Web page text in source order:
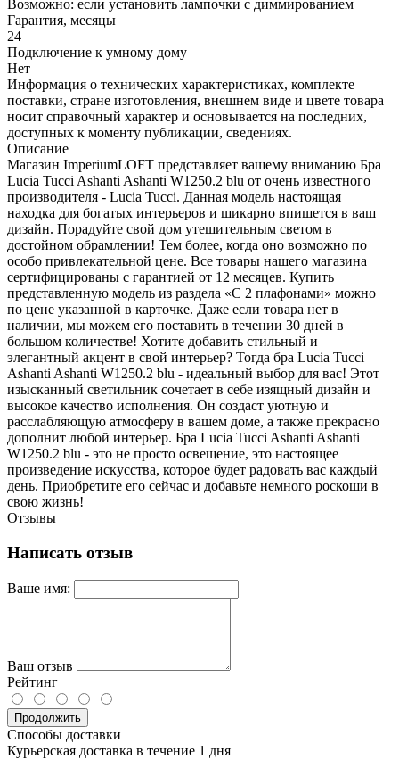
Возможно: если установить лампочки с диммированием
Гарантия, месяцы
24
Подключение к умному дому
Нет
Информация о технических характеристиках, комплекте
поставки, стране изготовления, внешнем виде и цвете товара
носит справочный характер и основывается на последних,
доступных к моменту публикации, сведениях.
Описание
Магазин ImperiumLOFT представляет вашему вниманию Бра
Lucia Tucci Ashanti Ashanti W1250.2 blu от очень известного
производителя - Lucia Tucci. Данная модель настоящая
находка для богатых интерьеров и шикарно впишется в ваш
дизайн. Порадуйте свой дом утешительным светом в
достойном обрамлении! Тем более, когда оно возможно по
особо привлекательной цене. Все товары нашего магазина
сертифицированы с гарантией от 12 месяцев. Купить
представленную модель из раздела «С 2 плафонами» можно
по цене указанной в карточке. Даже если товара нет в
наличии, мы можем его поставить в течении 30 дней в
большом количестве! Хотите добавить стильный и
элегантный акцент в свой интерьер? Тогда бра Lucia Tucci
Ashanti Ashanti W1250.2 blu - идеальный выбор для вас! Этот
изысканный светильник сочетает в себе изящный дизайн и
высокое качество исполнения. Он создаст уютную и
расслабляющую атмосферу в вашем доме, а также прекрасно
дополнит любой интерьер. Бра Lucia Tucci Ashanti Ashanti
W1250.2 blu - это не просто освещение, это настоящее
произведение искусства, которое будет радовать вас каждый
день. Приобретите его сейчас и добавьте немного роскоши в
свою жизнь!
Отзывы
Написать отзыв
Ваше имя:
Ваш отзыв
Рейтинг
Продолжить
Способы доставки
Курьерская доставка в течение 1 дня